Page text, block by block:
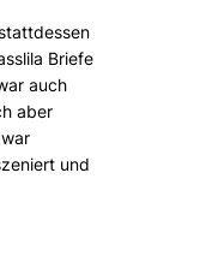
Briefe
auch
aber
und